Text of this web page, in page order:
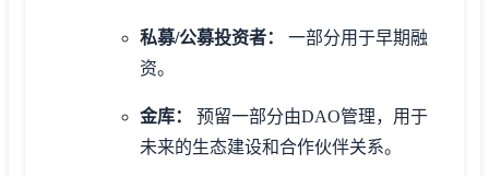
私募/公募投资者：
一部分用于早期融
资。
金库：
预留一部分由DAO管理，用于
未来的生态建设和合作伙伴关系。